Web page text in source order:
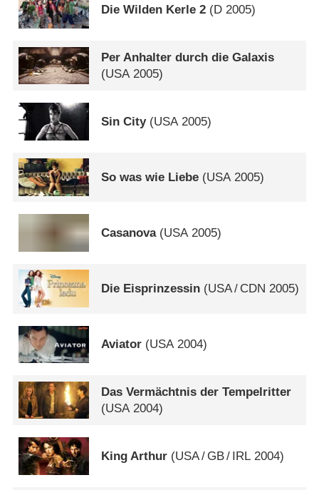
Die Wilden Kerle 2 (D 2005)
Per Anhalter durch die Galaxis
(USA2005)
Sin City(USA 2005)
So was wie Liebe (USA2005)
Casanova(USA2005)
Die Eisprinzessin (USA/ CDN 2005)
Aviator (USA2004)
Das Vermächtnis der Tempelritter
(USA2004)
King Arthur (USA/ GB/ IRL 2004)